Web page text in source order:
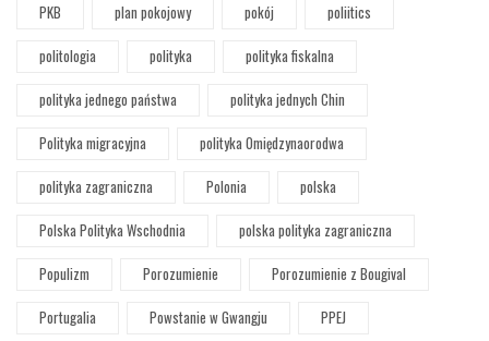
PKB
plan pokojowy pokój
poliitics
politologia
polityka
polityka fiskalna
polityka jednego państwa
polityka jednych Chin
Polityka migracyjna
polityka Omiędzynaorodwa
polityka zagraniczna
Polonia
polska
Polska Polityka Wschodnia
polska polityka zagraniczna
Populizm
Porozumienie
Porozumienie z Bougival
Portugalia
Powstanie w Gwangju PPEJ